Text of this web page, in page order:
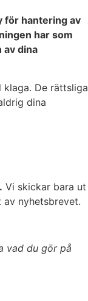
för hantering av
har som
dina
De rättsliga
dina
. Vi skickar bara ut
nyhetsbrevet.
vad du gör på